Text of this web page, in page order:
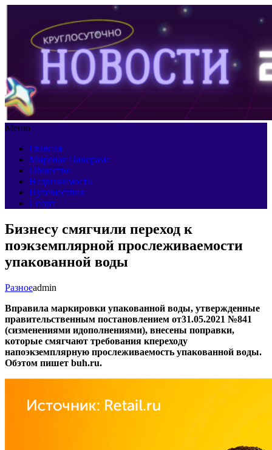
Меню
Главная
Мировая Панорама
Общество
Недвижимость
Путешествия
Спорт
Бизнесу смягчили переход к
поэкземплярной прослеживаемости
упакованной воды
Разноеadmin
Вправила маркировки упакованной воды, утвержденные
правительственным постановлением от31.05.2021 №841
(сизменениями идополнениями), внесены поправки,
которые смягчают требования кпереходу
напоэкземплярную прослеживаемость упакованной воды.
Обэтом пишет buh.ru.